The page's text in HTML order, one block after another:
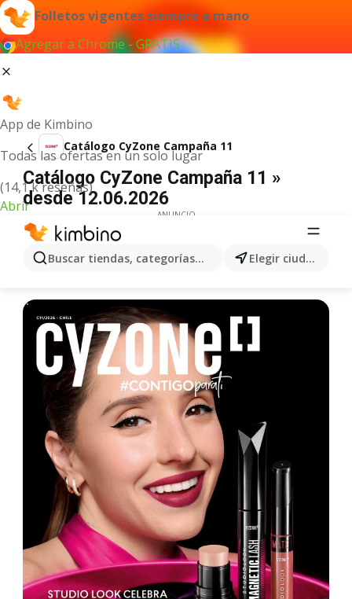
Folletos vigentes siempre a mano
Agregar a Chrome - GRATIS
App de Kimbino
Todas las ofertas en un solo lugar
(14,1 k reseñas)
Abrir
Buscar tiendas, categorías, productos... Elegir ciudad
Catálogo CyZone Campaña 11
Catálogo CyZone Campaña 11 »
desde 12.06.2026
ANUNCIO